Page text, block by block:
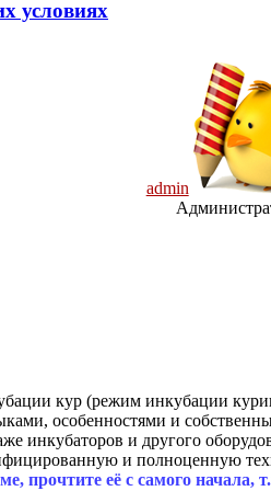
условиях
admin
кур (режим инкубации
особенностями и
инкубаторов и другого
и полноценную
прочтите её с самого